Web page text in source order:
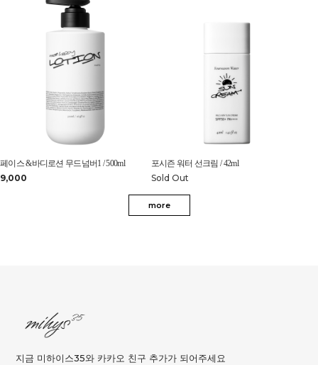
페이스 &바디로션 무드넘버1 / 500ml
9,000
포시즌 워터 선크림 / 42ml
Sold Out
more
지금 미하이스35와 카카오 친구 추가가 되어주세요